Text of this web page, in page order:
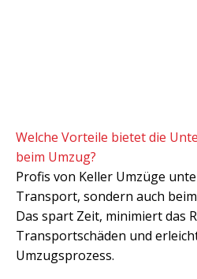
Welche Vorteile bietet die
beim Umzug?
Profis von Keller Umzüge
Transport, sondern auch
Das spart Zeit, minimiert das
Transportschäden und
Umzugsprozess.